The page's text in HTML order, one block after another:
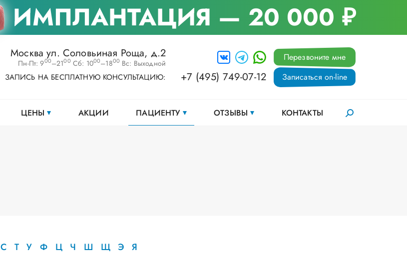
ИМПЛАНТАЦИЯ — 20 000 ₽
Москва ул. Соловьиная Роща, д.2
Пн-Пт: 900–2100 Сб: 1000–1800 Вс: Выходной
ЗАПИСЬ НА БЕСПЛАТНУЮ КОНСУЛЬТАЦИЮ: +7 (495) 749-07-12
Перезвоните мне
Записаться on-line
ЦЕНЫ АКЦИИ ПАЦИЕНТУ ОТЗЫВЫ КОНТАКТЫ
С Т У Ф Ц Ч Ш Щ Э
Я